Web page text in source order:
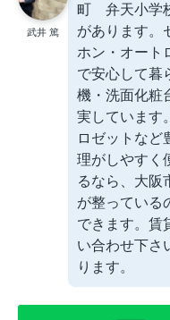
武井 篤
町 弁天小学
があります。
ホン・オート
で安心して暮
機・洗面化粧
実しています
ロゼットなど
理がしやすく
るなら、大阪
が整っている
できます。賃
い合わせ下さ
ります。